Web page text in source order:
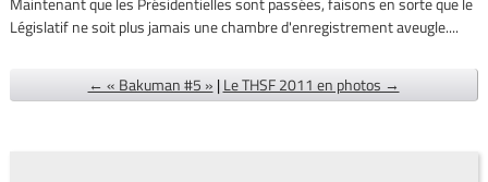
Législatif ne soit plus jamais une chambre d'enregistrement aveugle....
← « Bakuman #5 » | Le THSF 2011 en photos →